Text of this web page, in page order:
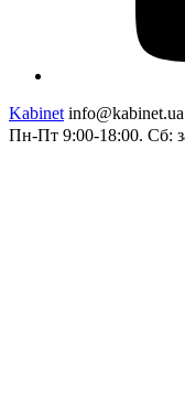
Kabinet info@kabinet.ua
Пн-Пт 9:00-18:00. Сб: